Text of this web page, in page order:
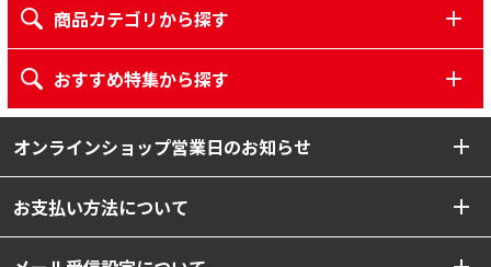
商品カテゴリから探す
おすすめ特集から探す
オンラインショップ営業日のお知らせ
お支払い方法について